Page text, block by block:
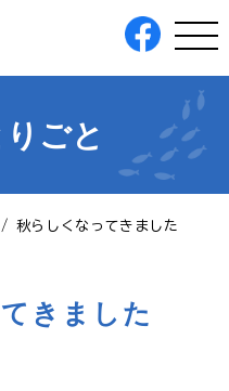
ごと
/ 秋らしくなってきました
きました